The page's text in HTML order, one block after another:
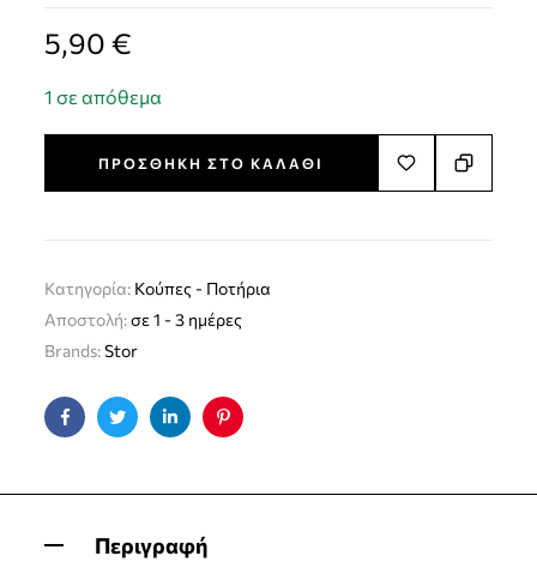
5,90€
1 σε απόθεμα
ΠΡΟΣΘΉΚΗ ΣΤΟ ΚΑΛΆΘΙ
Κατηγορία: Kούπες - Ποτήρια
Αποστολή:σε 1 - 3 ημέρες
Brands:Stor
FacebookTwitterLinkedinPinterest
Περιγραφή